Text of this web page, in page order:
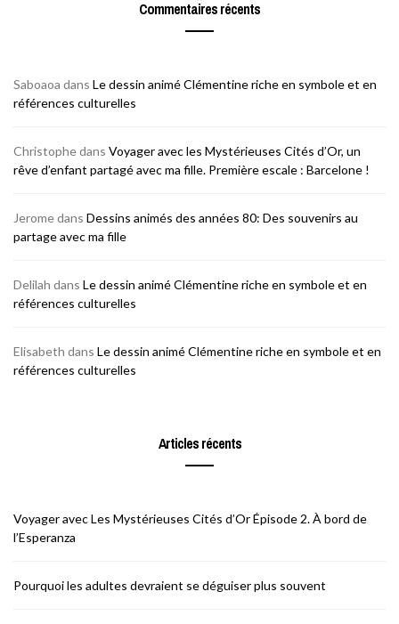
Commentaires récents
Saboaoa dans Le dessin animé Clémentine riche en symbole et en
références culturelles
Christophedans Voyager avec les Mystérieuses Cités d’Or, un
rêve d’enfant partagé avec ma fille. Première escale : Barcelone !
Jeromedans Dessins animés des années 80: Des souvenirs au
partage avec ma fille
Delilah dans Le dessin animé Clémentine riche en symbole et en
références culturelles
Elisabeth dans Le dessin animé Clémentine riche en symbole et en
références culturelles
Articles récents
Voyager avec Les Mystérieuses Cités d’Or Épisode 2. À bord de
l’Esperanza
Pourquoi les adultes devraient se déguiser plus souvent